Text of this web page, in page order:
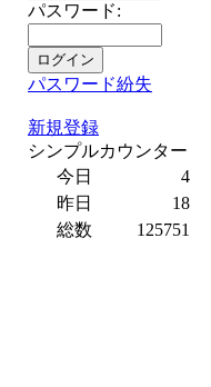
パスワード:
パスワード紛失
新規登録
シンプルカウンター
今日
4
昨日
18
総数
125751